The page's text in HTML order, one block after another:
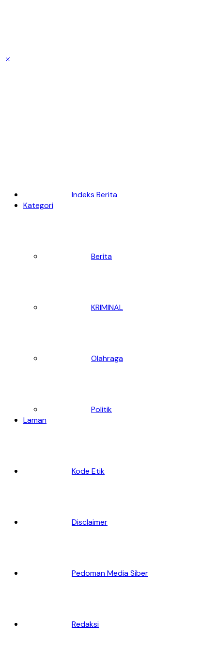
Indeks Berita
Kategori
Berita
KRIMINAL
Olahraga
Politik
Laman
Kode Etik
Disclaimer
Pedoman Media Siber
Redaksi